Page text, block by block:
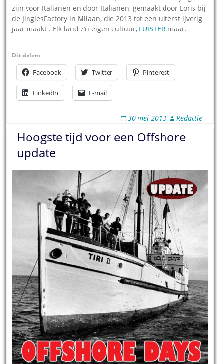
zijn voor Italianen en door Italianen, gemaakt door Loris bij
de JinglesFactory in Milaan, die 2013 tot een uiterst ijverig
jaar maakt . Elk land z’n eigen cultuur, LUISTER maar.
Dit delen:
Facebook Twitter Pinterest
LinkedIn E-mail
30 mei 2013 Redactie
Hoogste tijd voor een Offshore
update